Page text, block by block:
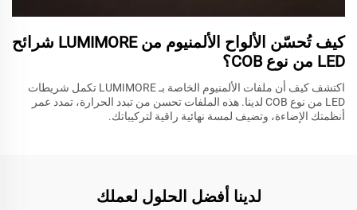
كيف تُحسّن الألواح الألمنيوم من LUMIMORE شرائح
LED من نوع COB؟
اكتشف كيف أن ملفات الألمنيوم الخاصة بـ LUMIMORE تكمل شريطات
LED من نوع COB لدينا. هذه الملفات تحسن من تبدد الحرارة، تمدد عمر
أنظمتك الإضاءة، وتضيف لمسة نهائية راقية لتركيباتك.
لدينا أفضل الحلول لعملك